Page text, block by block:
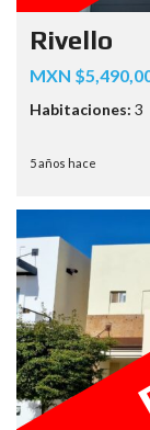
Rivello
MXN
Habitaciones: 3
5 años hace